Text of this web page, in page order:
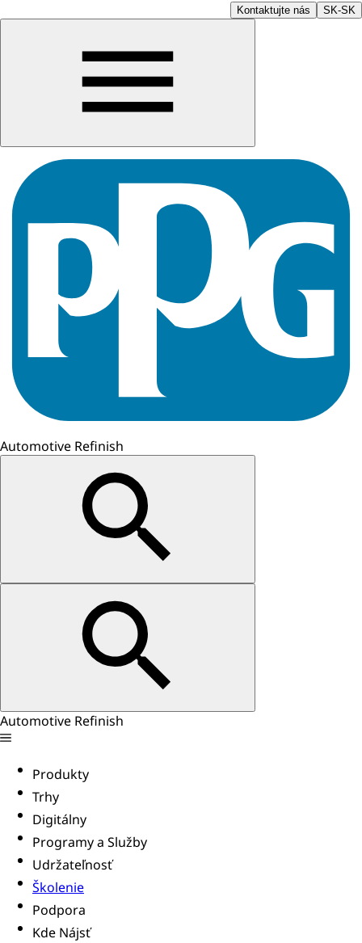
Kontaktujte nás SK-SK
Automotive Refinish
Automotive Refinish
Produkty
Trhy
Digitálny
Programy a Služby
Udržateľnosť
Školenie
Podpora
Kde Nájsť